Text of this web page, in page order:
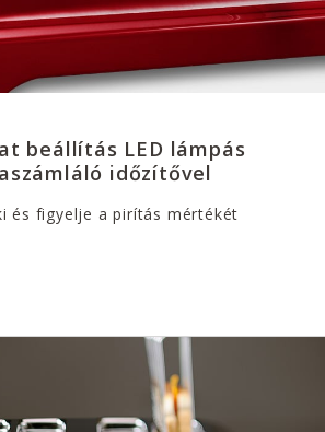
beállítás LED lámpás
időzítővel
és figyelje a pirítás mértékét